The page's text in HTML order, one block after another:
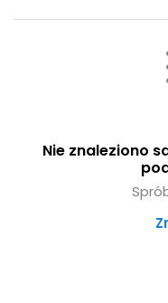
Nie znaleziono